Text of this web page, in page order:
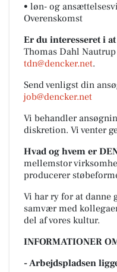
• løn- og
Overenskomst
Er du interesseret i
Thomas Dahl
tdn@dencker.net.
Send venligst din
job@dencker.net
Vi behandler
diskretion. Vi venter
Hvad og hvem er
mellemstor
producerer
Vi har ry for at danne
samvær med
del af vores kultur.
INFORMATIONER
- Arbejdspladsen